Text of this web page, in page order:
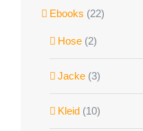
Ebooks (22)
Hose (2)
Jacke (3)
Kleid (10)